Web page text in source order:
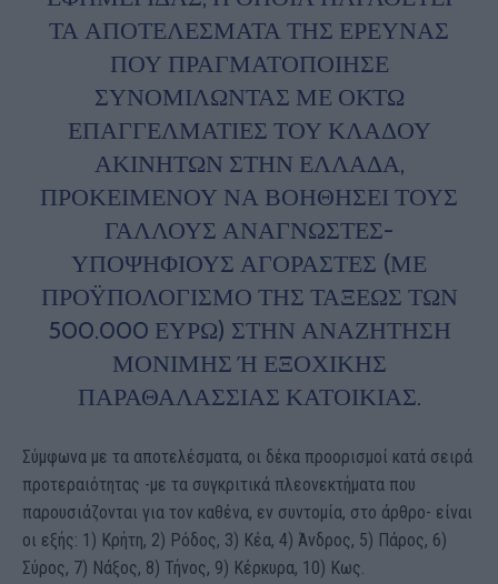
ΑΠΟΤΕΛΈΣΜΑΤΑ ΤΗΣ ΈΡΕΥΝΑΣ ΠΟ
Υ ΠΡΑΓΜΑΤΟΠΟΊΗΣΕ ΣΥ
ΝΟΜΙΛΏΝΤΑΣ ΜΕ ΟΚΤΏ ΕΠ
ΑΓΓΕΛΜΑΤΊΕΣ ΤΟΥ ΚΛΆΔΟΥ ΑΚ
ΙΝΉΤΩΝ ΣΤΗΝ ΕΛΛΆΔΑ, ΠΡ
ΟΚΕΙΜΈΝΟΥ ΝΑ ΒΟΗΘΉΣΕΙ ΤΟΥΣ ΓΆ
ΛΛΟΥΣ ΑΝΑΓΝΏΣΤΕΣ-ΥΠ
ΟΨΉΦΙΟΥΣ ΑΓΟΡΑΣΤΈΣ (ΜΕ ΠΡ
ΟΫΠΟΛΟΓΙΣΜΌ ΤΗΣ ΤΆΞΕΩΣ ΤΩΝ 50
0.000 ΕΥΡΏ) ΣΤΗΝ ΑΝΑΖΉΤΗΣΗ ΜΌ
ΝΙΜΗΣ Ή ΕΞΟΧΙΚΉΣ ΠΑΡ
ΑΘΑΛΆΣΣΙΑΣ ΚΑΤΟΙΚΊΑΣ.
Σύμφωνα με τα αποτελέσματα, οι δέκα προορισμοί κατά σειρά
προτεραιότητας -με τα συγκριτικά πλεονεκτήματα που
παρουσιάζονται για τον καθένα, εν συντομία, στο άρθρο- είναι
οι εξής: 1) Κρήτη, 2) Ρόδος, 3) Κέα, 4) Άνδρος, 5) Πάρος, 6)
Σύρος, 7) Νάξος, 8) Τήνος, 9) Κέρκυρα, 10) Κως.